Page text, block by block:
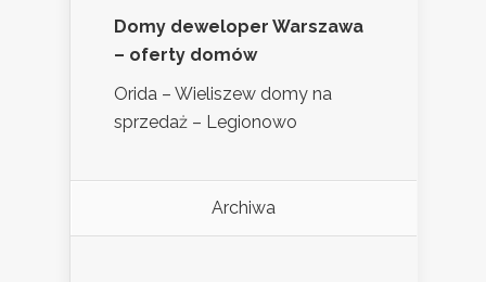
Domy deweloper Warszawa
– oferty domów
Orida – Wieliszew domy na
sprzedaż – Legionowo
Archiwa